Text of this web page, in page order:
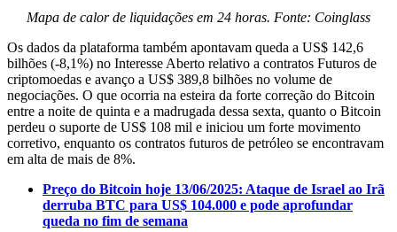
Mapa de calor de liquidações em 24 horas. Fonte: Coinglass
Os dados da plataforma também apontavam queda a US$ 142,6
bilhões (-8,1%) no Interesse Aberto relativo a contratos Futuros de
criptomoedas e avanço a US$ 389,8 bilhões no volume de
negociações. O que ocorria na esteira da forte correção do Bitcoin
entre a noite de quinta e a madrugada dessa sexta, quanto o Bitcoin
perdeu o suporte de US$ 108 mil e iniciou um forte movimento
corretivo, enquanto os contratos futuros de petróleo se encontravam
em alta de mais de 8%.
Preço do Bitcoin hoje 13/06/2025: Ataque de Israel ao Irã
derruba BTC para US$ 104.000 e pode aprofundar
queda no fim de semana